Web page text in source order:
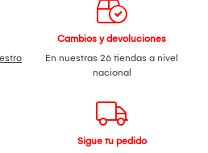
Cambios y devoluciones
En nuestras 26 tiendas a nivel
nacional
Sigue tu pedido